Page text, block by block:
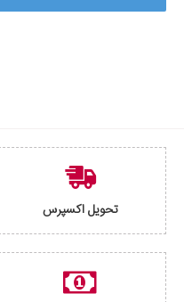
تحویل اکسپرس